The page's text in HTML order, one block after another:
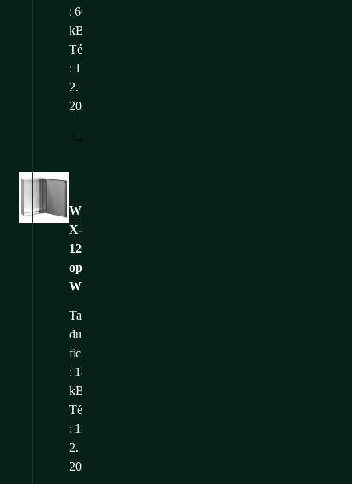
: 66,01
kB
Téléchargé
: 11.
2.
2025
WME-
X-
120803-
opened-
WEB
Images
Taille
du
fichier
: 180,82
kB
Téléchargé
: 11.
2.
2025